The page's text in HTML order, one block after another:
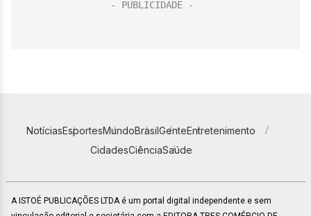
NotíciasEsportesMundoBrasilGenteEntretenimento
CidadesCiênciaSaúde
A ISTOÉ PUBLICAÇÕES LTDA é um portal digital independente e sem